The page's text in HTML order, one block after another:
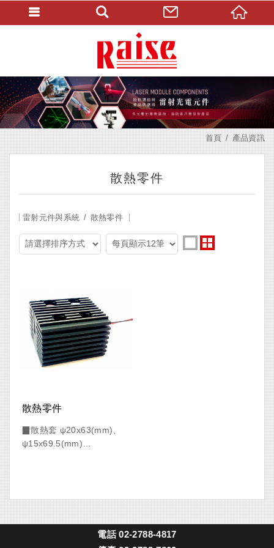
首頁 產品資訊
散熱零件
雷射元件與系統 散熱零件
散熱零件
▉散熱套 ψ20x63(mm)、
ψ15x69.5(mm)
電話 02-2788-4817